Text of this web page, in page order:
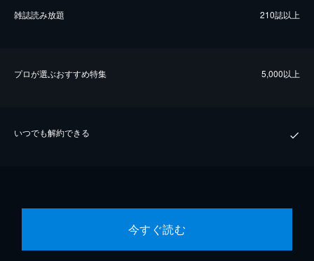
雑誌読み放題 210誌以上
プロが選ぶおすすめ特集 5,000以上
いつでも解約できる
今すぐ読む